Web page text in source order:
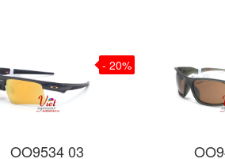
- 20%
OO9534 03